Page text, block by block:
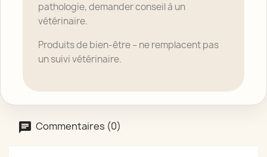
pathologie, demander conseil à un
vétérinaire.
Produits de bien-être – ne remplacent pas
un suivi vétérinaire.
Commentaires (0)